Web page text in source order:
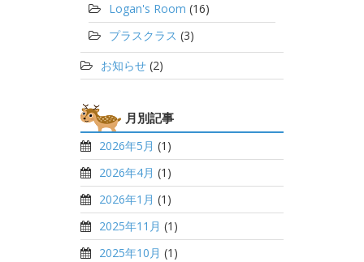
Logan's Room (16)
プラスクラス (3)
お知らせ (2)
月別記事
2026年5月 (1)
2026年4月 (1)
2026年1月 (1)
2025年11月 (1)
2025年10月 (1)